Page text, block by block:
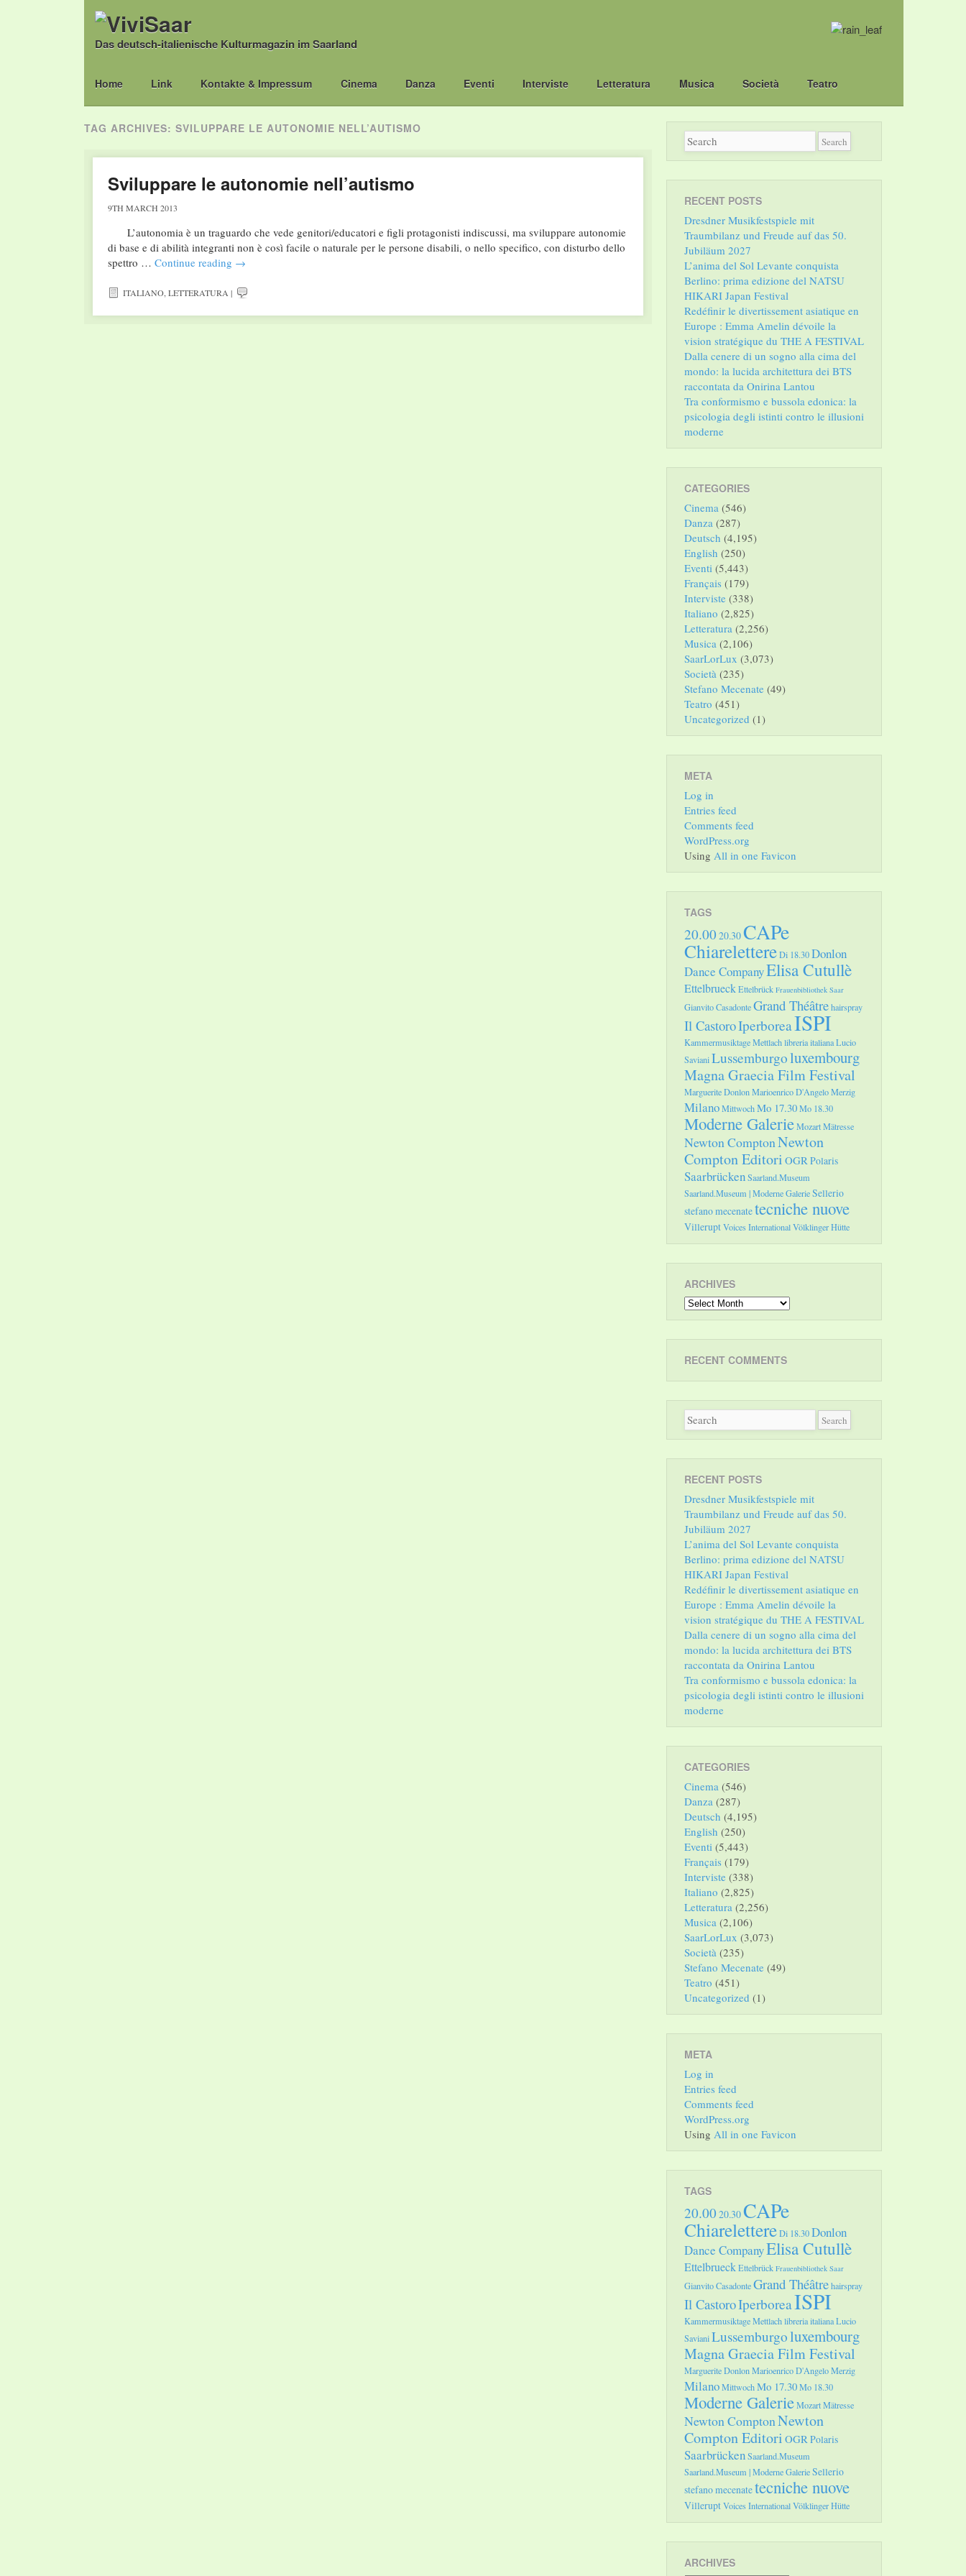
Das deutsch-italienische Kulturmagazin im Saarland
Main menu
Skip
Home Link Kontakte & Impressum Cinema Danza Eventi Interviste Letteratura Musica Società Teatro
TAG ARCHIVES: SVILUPPARE LE AUTONOMIE NELL’AUTISMO
Sviluppare le autonomie nell’autismo
9TH MARCH 2013
L’autonomia è un traguardo che vede genitori/educatori e figli protagonisti indiscussi, ma sviluppare autonomie
di base e di abilità integranti non è così facile o naturale per le persone disabili, o nello specifico, con disturbo dello
spettro … Continue reading →
ITALIANO,LETTERATURA |
RECENT POSTS
Dresdner Musikfestspiele mit
Traumbilanz und Freude auf das 50.
Jubiläum 2027
L’anima del Sol Levante conquista
Berlino: prima edizione del NATSU
HIKARI Japan Festival
Redéfinir le divertissement asiatique en
Europe : Emma Amelin dévoile la
vision stratégique du THE A FESTIVAL
Dalla cenere di un sogno alla cima del
mondo: la lucida architettura dei BTS
raccontata da Onirina Lantou
Tra conformismo e bussola edonica: la
psicologia degli istinti contro le illusioni
moderne
CATEGORIES
Cinema (546)
Danza (287)
Deutsch (4,195)
English (250)
Eventi (5,443)
Français (179)
Interviste (338)
Italiano (2,825)
Letteratura (2,256)
Musica (2,106)
SaarLorLux (3,073)
Società (235)
Stefano Mecenate (49)
Teatro (451)
Uncategorized (1)
META
Log in
Entries feed
Comments feed
WordPress.org
Using All in one Favicon
TAGS
20.00 20.30CAPe
ChiarelettereDi 18.30Donlon
Dance CompanyElisa Cutullè
EttelbrueckEttelbrück Frauenbibliothek Saar
Gianvito CasadonteGrand Théâtrehairspray
Il CastoroIperboreaISPI
Kammermusiktage Mettlachlibreria italianaLucio
SavianiLussemburgoluxembourg
Magna Graecia Film Festival
Marguerite DonlonMarioenrico D'AngeloMerzig
MilanoMittwochMo 17.30Mo 18.30
Moderne GalerieMozartMätresse
Newton ComptonNewton
Compton Editori OGRPolaris
SaarbrückenSaarland.Museum
Saarland.Museum | Moderne GalerieSellerio
stefano mecenatetecniche nuove
VilleruptVoices InternationalVölklinger Hütte
ARCHIVES
Archives
RECENT COMMENTS
RECENT POSTS
Dresdner Musikfestspiele mit
Traumbilanz und Freude auf das 50.
Jubiläum 2027
L’anima del Sol Levante conquista
Berlino: prima edizione del NATSU
HIKARI Japan Festival
Redéfinir le divertissement asiatique en
Europe : Emma Amelin dévoile la
vision stratégique du THE A FESTIVAL
Dalla cenere di un sogno alla cima del
mondo: la lucida architettura dei BTS
raccontata da Onirina Lantou
Tra conformismo e bussola edonica: la
psicologia degli istinti contro le illusioni
moderne
CATEGORIES
Cinema (546)
Danza (287)
Deutsch (4,195)
English (250)
Eventi (5,443)
Français (179)
Interviste (338)
Italiano (2,825)
Letteratura (2,256)
Musica (2,106)
SaarLorLux (3,073)
Società (235)
Stefano Mecenate (49)
Teatro (451)
Uncategorized (1)
META
Log in
Entries feed
Comments feed
WordPress.org
Using All in one Favicon
TAGS
20.00 20.30CAPe
ChiarelettereDi 18.30Donlon
Dance CompanyElisa Cutullè
EttelbrueckEttelbrück Frauenbibliothek Saar
Gianvito CasadonteGrand Théâtrehairspray
Il CastoroIperboreaISPI
Kammermusiktage Mettlachlibreria italianaLucio
SavianiLussemburgoluxembourg
Magna Graecia Film Festival
Marguerite DonlonMarioenrico D'AngeloMerzig
MilanoMittwochMo 17.30Mo 18.30
Moderne GalerieMozartMätresse
Newton ComptonNewton
Compton Editori OGRPolaris
SaarbrückenSaarland.Museum
Saarland.Museum | Moderne GalerieSellerio
stefano mecenatetecniche nuove
VilleruptVoices InternationalVölklinger Hütte
ARCHIVES